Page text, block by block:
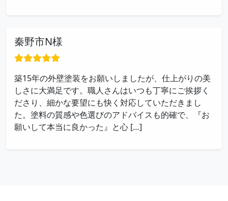
秦野市N様
築15年の外壁塗装をお願いしましたが、仕上がりの美
しさに大満足です。職人さんはいつも丁寧にご挨拶く
ださり、細かな要望にも快く対応していただきまし
た。塗料の質感や色選びのアドバイスも的確で、『お
願いして本当に良かった』と心 […]